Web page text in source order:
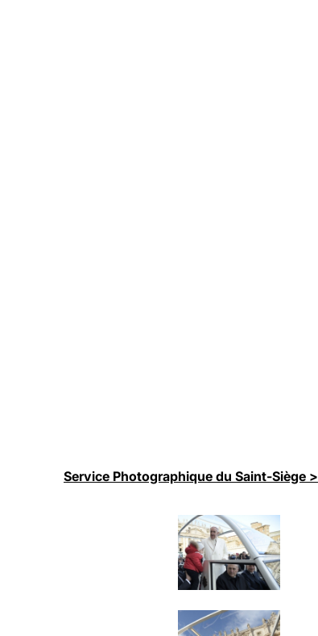
Service Photographique du Saint-Siège >